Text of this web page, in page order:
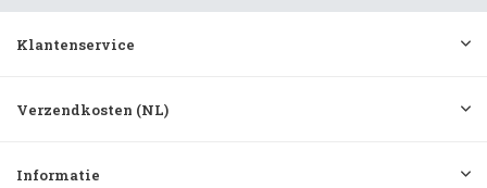
Klantenservice
Verzendkosten (NL)
Informatie